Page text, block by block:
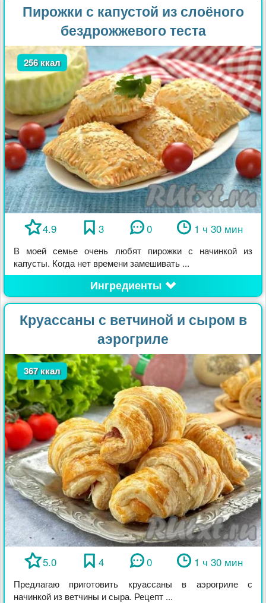
Пирожки с капустой из слоёного
бездрожжевого теста
256 ккал
4.9 3 0 1 ч 30 мин
В моей семье очень любят пирожки с начинкой из
капусты. Когда нет времени замешивать ...
Ингредиенты
Круассаны с ветчиной и сыром в
аэрогриле
367 ккал
5.0 4 0 1 ч 30 мин
Предлагаю приготовить круассаны в аэрогриле с
начинкой из ветчины и сыра. Рецепт ...